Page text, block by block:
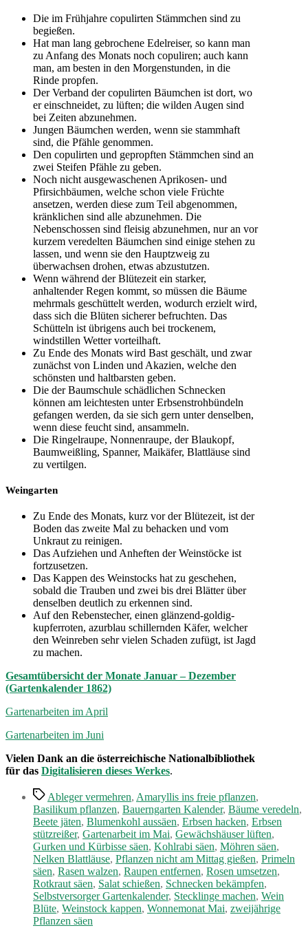
Die im Frühjahre copulirten Stämmchen sind zu
begießen.
Hat man lang gebrochene Edelreiser, so kann man
zu Anfang des Monats noch copuliren; auch kann
man, am besten in den Morgenstunden, in die
Rinde propfen.
Der Verband der copulirten Bäumchen ist dort, wo
er einschneidet, zu lüften; die wilden Augen sind
bei Zeiten abzunehmen.
Jungen Bäumchen werden, wenn sie stammhaft
sind, die Pfähle genommen.
Den copulirten und gepropften Stämmchen sind an
zwei Steifen Pfähle zu geben.
Noch nicht ausgewaschenen Aprikosen- und
Pfirsichbäumen, welche schon viele Früchte
ansetzen, werden diese zum Teil abgenommen,
kränklichen sind alle abzunehmen. Die
Nebenschossen sind fleisig abzunehmen, nur an vor
kurzem veredelten Bäumchen sind einige stehen zu
lassen, und wenn sie den Hauptzweig zu
überwachsen drohen, etwas abzustutzen.
Wenn während der Blütezeit ein starker,
anhaltender Regen kommt, so müssen die Bäume
mehrmals geschüttelt werden, wodurch erzielt wird,
dass sich die Blüten sicherer befruchten. Das
Schütteln ist übrigens auch bei trockenem,
windstillen Wetter vorteilhaft.
Zu Ende des Monats wird Bast geschält, und zwar
zunächst von Linden und Akazien, welche den
schönsten und haltbarsten geben.
Die der Baumschule schädlichen Schnecken
können am leichtesten unter Erbsenstrohbündeln
gefangen werden, da sie sich gern unter denselben,
wenn diese feucht sind, ansammeln.
Die Ringelraupe, Nonnenraupe, der Blaukopf,
Baumweißling, Spanner, Maikäfer, Blattläuse sind
zu vertilgen.
Weingarten
Zu Ende des Monats, kurz vor der Blütezeit, ist der
Boden das zweite Mal zu behacken und vom
Unkraut zu reinigen.
Das Aufziehen und Anheften der Weinstöcke ist
fortzusetzen.
Das Kappen des Weinstocks hat zu geschehen,
sobald die Trauben und zwei bis drei Blätter über
denselben deutlich zu erkennen sind.
Auf den Rebenstecher, einen glänzend-goldig-
kupferroten, azurblau schillernden Käfer, welcher
den Weinreben sehr vielen Schaden zufügt, ist Jagd
zu machen.
Gesamtübersicht der Monate Januar – Dezember
(Gartenkalender 1862)
Gartenarbeiten im April
Gartenarbeiten im Juni
Vielen Dank an die österreichische Nationalbibliothek
für das Digitalisieren dieses Werkes.
Schlagwörter
Ableger vermehren, Amaryllis ins freie pflanzen,
Basilikum pflanzen, Bauerngarten Kalender, Bäume veredeln,
Beete jäten, Blumenkohl aussäen, Erbsen hacken, Erbsen
stützreißer, Gartenarbeit im Mai, Gewächshäuser lüften,
Gurken und Kürbisse säen, Kohlrabi säen, Möhren säen,
Nelken Blattläuse, Pflanzen nicht am Mittag gießen, Primeln
säen, Rasen walzen, Raupen entfernen, Rosen umsetzen,
Rotkraut säen, Salat schießen, Schnecken bekämpfen,
Selbstversorger Gartenkalender, Stecklinge machen, Wein
Blüte, Weinstock kappen, Wonnemonat Mai, zweijährige
Pflanzen säen